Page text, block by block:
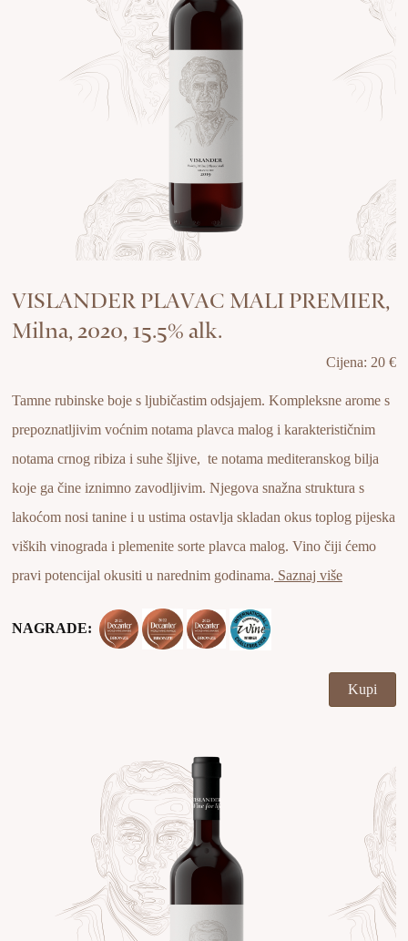
VISLANDER PLAVAC MALI PREMIER,
Milna, 2020, 15.5% alk.
Cijena: 20 €
Tamne rubinske boje s ljubičastim odsjajem. Kompleksne arome s
prepoznatljivim voćnim notama plavca malog i karakterističnim
notama crnog ribiza i suhe šljive, te notama mediteranskog bilja
koje ga čine iznimno zavodljivim. Njegova snažna struktura s
lakoćom nosi tanine i u ustima ostavlja skladan okus toplog pijeska
viških vinograda i plemenite sorte plavca malog. Vino čiji ćemo
pravi potencijal okusiti u narednim godinama. Saznaj više
NAGRADE:
Kupi